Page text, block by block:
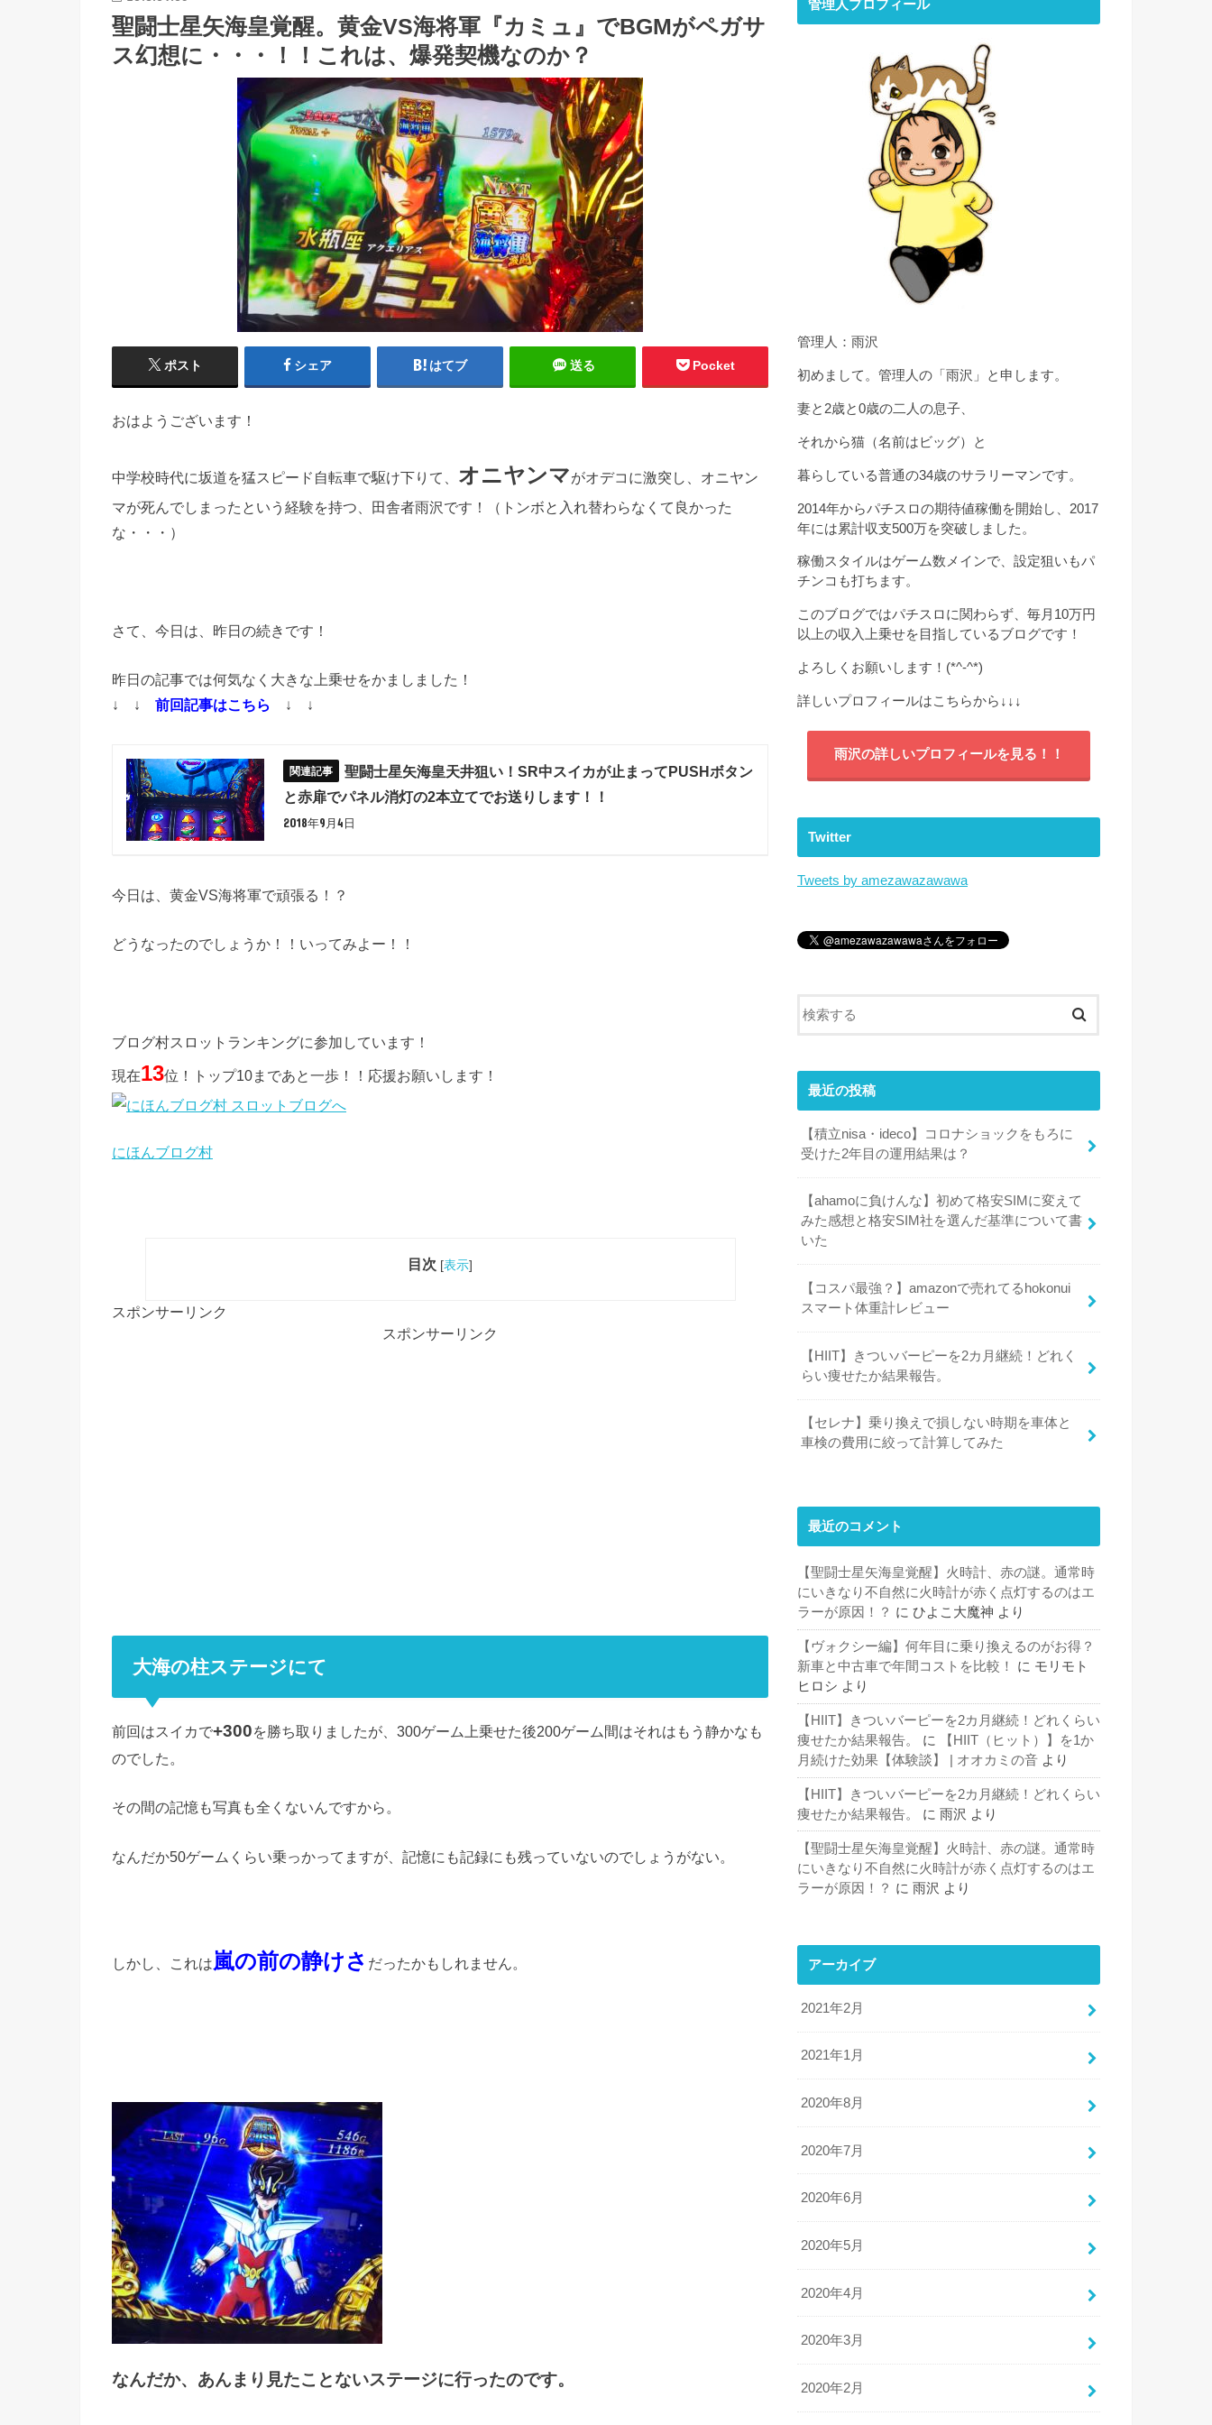
聖闘士星矢海皇覚醒。黄金VS海将軍『カミュ』でBGMがペガサ
ス幻想に・・・！！これは、爆発契機なのか？
ポスト シェア はてブ 送る Pocket
おはようございます！
中学校時代に坂道を猛スピード自転車で駆け下りて、 オニヤンマがオデコに激突し、オニヤン
マが死んでしまったという経験を持つ、田舎者雨沢です！（トンボと入れ替わらなくて良かった
な・・・）
さて、今日は、昨日の続きです！
昨日の記事では何気なく大きな上乗せをかましました！
↓ ↓ 前回記事はこちら ↓ ↓
聖闘士星矢海皇天井狙い！SR中スイカが止まってPUSHボタン
と赤扉でパネル消灯の2本立てでお送りします！！
2018年9月4日
今日は、黄金VS海将軍で頑張る！？
どうなったのでしょうか！！いってみよー！！
ブログ村スロットランキングに参加しています！
現在13位！トップ10まであと一歩！！応援お願いします！
にほんブログ村
目次 [表示]
スポンサーリンク
スポンサーリンク
大海の柱ステージにて
前回はスイカで+300を勝ち取りましたが、300ゲーム上乗せた後200ゲーム間はそれはもう静かなも
のでした。
その間の記憶も写真も全くないんですから。
なんだか50ゲームくらい乗っかってますが、記憶にも記録にも残っていないのでしょうがない。
しかし、これは嵐の前の静けさ だったかもしれません。
なんだか、あんまり見たことないステージに行ったのです。
管理人プロフィール
管理人：雨沢
初めまして。管理人の「雨沢」と申します。
妻と2歳と0歳の二人の息子、
それから猫（名前はビッグ）と
暮らしている普通の34歳のサラリーマンです。
2014年からパチスロの期待値稼働を開始し、2017
年には累計収支500万を突破しました。
稼働スタイルはゲーム数メインで、設定狙いもパ
チンコも打ちます。
このブログではパチスロに関わらず、毎月10万円
以上の収入上乗せを目指しているブログです！
よろしくお願いします！(*^-^*)
詳しいプロフィールはこちらから ↓↓↓
雨沢の詳しいプロフィールを見る！！
Twitter
Tweets by amezawazawawa
最近の投稿
【積立nisa・ideco】コロナショックをもろに
受けた2年目の運用結果は？
【ahamoに負けんな】初めて格安SIMに変えて
みた感想と格安SIM社を選んだ基準について書
いた
【コスパ最強？】amazonで売れてるhokonui
スマート体重計レビュー
【HIIT】きついバーピーを2カ月継続！どれく
らい痩せたか結果報告。
【セレナ】乗り換えで損しない時期を車体と
車検の費用に絞って計算してみた
最近のコメント
【聖闘士星矢海皇覚醒】火時計、赤の謎。通常時
にいきなり不自然に火時計が赤く点灯するのはエ
ラーが原因！？ に ひよこ大魔神 より
【ヴォクシー編】何年目に乗り換えるのがお得？
新車と中古車で年間コストを比較！
に モリモト
ヒロシ より
【HIIT】きついバーピーを2カ月継続！どれくらい
痩せたか結果報告。
に
【HIIT（ヒット）】を1か
月続けた効果【体験談】 | オオカミの音 より
【HIIT】きついバーピーを2カ月継続！どれくらい
痩せたか結果報告。
に 雨沢 より
【聖闘士星矢海皇覚醒】火時計、赤の謎。通常時
にいきなり不自然に火時計が赤く点灯するのはエ
ラーが原因！？ に 雨沢 より
アーカイブ
2021年2月
2021年1月
2020年8月
2020年7月
2020年6月
2020年5月
2020年4月
2020年3月
2020年2月